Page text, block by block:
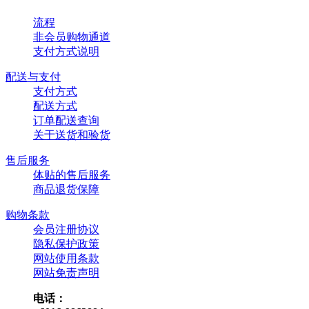
流程
非会员购物通道
支付方式说明
配送与支付
支付方式
配送方式
订单配送查询
关于送货和验货
售后服务
体贴的售后服务
商品退货保障
购物条款
会员注册协议
隐私保护政策
网站使用条款
网站免责声明
电话：